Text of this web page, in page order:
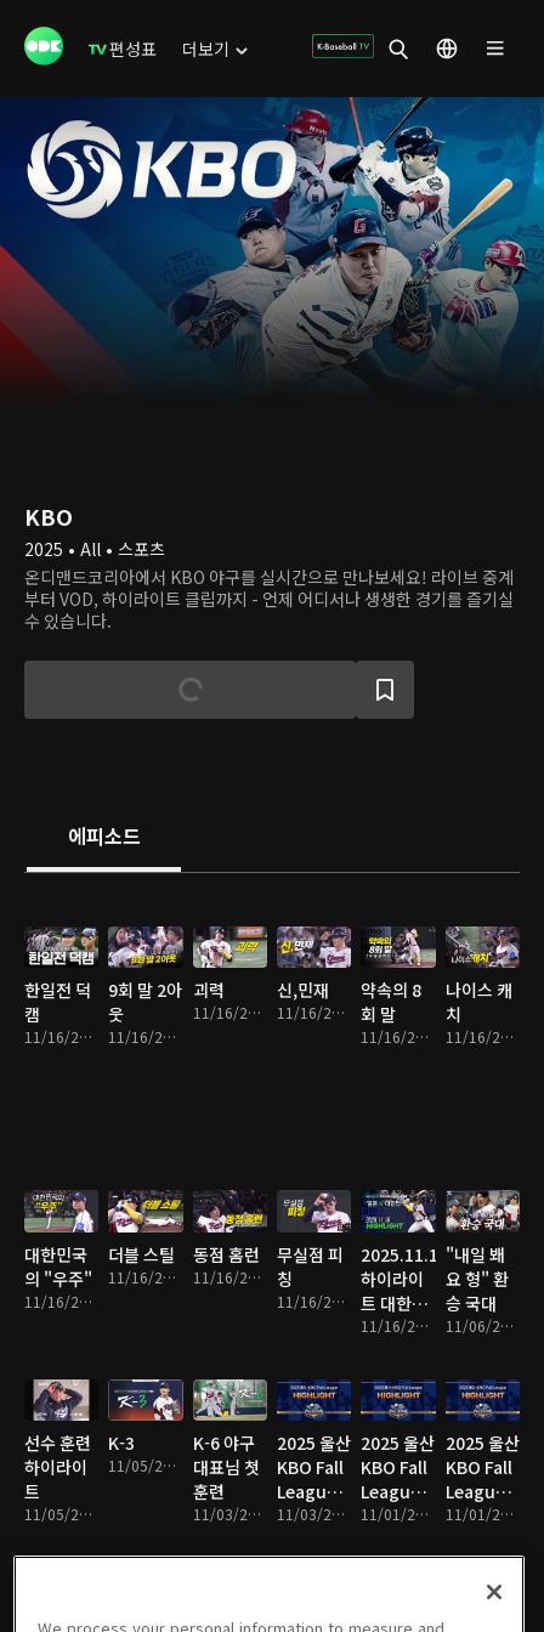
편성표 더보기
KBO
2025 • All • 스포츠
온디맨드코리아에서 KBO 야구를 실시간으로 만나보세요! 라이브 중계
부터 VOD, 하이라이트 클립까지 - 언제 어디서나 생생한 경기를 즐기실
수 있습니다.
에피소드
한일전 덕
캠
11/16/2025 • 14분
9회 말 2아
웃
11/16/2025 • 2분
괴력
11/16/2025 • 1분
신,민재
11/16/2025 • 2분
약속의 8
회 말
11/16/2025 • 2분
나이스 캐
치
11/16/2025 • 1분
대한민국
의 "우주"
11/16/2025 • 10분
더블 스틸
11/16/2025 • 1분
동점 홈런
11/16/2025 • 2분
무실점 피
칭
11/16/2025 • 8분
2025.11.16
하이라이
트 대한민
국 VS 일11/16/2025 • 16분
"내일 봬
요 형" 환
승 국대
11/06/2025 • 13분
선수 훈련
하이라이
트
11/05/2025 • 4분
K-3
11/05/2025 • 1분
K-6 야구
대표님 첫
훈련
11/03/2025 • 2분
2025 울산
KBO Fall
League
하이라이11/03/2025 • 14분
2025 울산
KBO Fall
League
하이라이11/01/2025 • 2분
2025 울산
KBO Fall
League
하이라이11/01/2025 • 10분